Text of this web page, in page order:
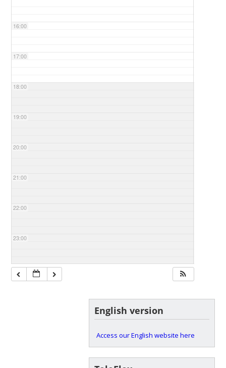
16:00
17:00
18:00
19:00
20:00
21:00
22:00
23:00
English version
Access our English website here